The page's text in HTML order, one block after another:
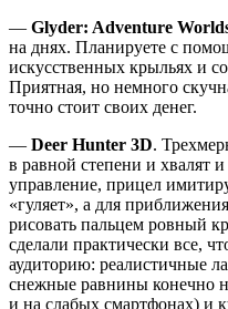
— Glyder: Adventure
на днях. Планируете с
искусственных крыльях и
Приятная, но немного
точно стоит своих денег.
— Deer Hunter 3D.
в равной степени и хвалят
управление, прицел
«гуляет», а для
рисовать пальцем ровный
сделали практически все,
аудиторию: реалистичные
снежные равнины конечно
и на слабых смартфонах) и